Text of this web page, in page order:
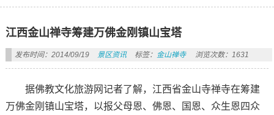
江西金山禅寺筹建万佛金刚镇山宝塔
发布时间：2014/09/19 景区资讯 标签： 金山禅寺 浏览次数：1631
据佛教文化旅游网记者了解，江西省金山寺禅寺在筹建
万佛金刚镇山宝塔，以报父母恩、佛恩、国恩、众生恩四众